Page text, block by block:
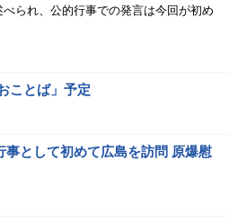
られ、公的行事での発言は今回が初め
ことば」予定
事として初めて広島を訪問 原爆慰